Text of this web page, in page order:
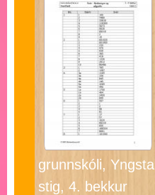
grunnskóli, Yngsta
stig, 4. bekkur